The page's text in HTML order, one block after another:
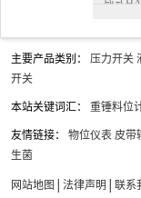
成式
主要产品类别： 压力开关
开关
本站关键词汇： 重锤料位
友情链接： 物位仪表 皮带
生菌
网站地图 法律声明 联系